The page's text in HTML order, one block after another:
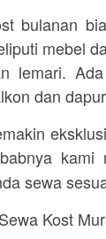
bulanan
mebel
lemari.
dan
kami
sewa